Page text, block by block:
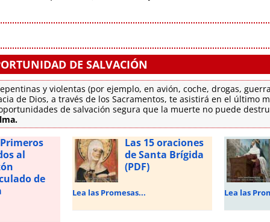
DE SALVACIÓN
y violentas (por ejemplo, en avión, coche, drogas,
de Dios, a través de los Sacramentos, te asistirá en el último
de salvación segura que la muerte no puede
al
de
Las 15 oraciones
de Santa Brígida
(PDF)
Lea las Promesas... Lea las